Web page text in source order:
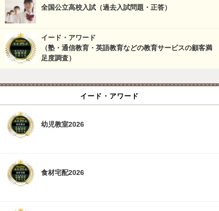
全国公立高校入試（過去入試問題・正答）
イード・アワード
（塾・通信教育・英語教育などの教育サービスの顧客満
足度調査）
イード・アワード
幼児教室2026
食材宅配2026